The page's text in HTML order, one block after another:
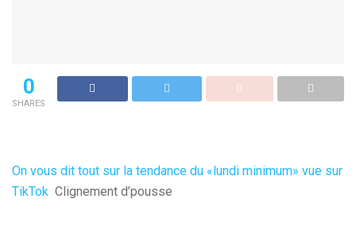
0
SHARES
On vous dit tout sur la tendance du «lundi minimum» vue sur
TikTok Clignement d’pousse